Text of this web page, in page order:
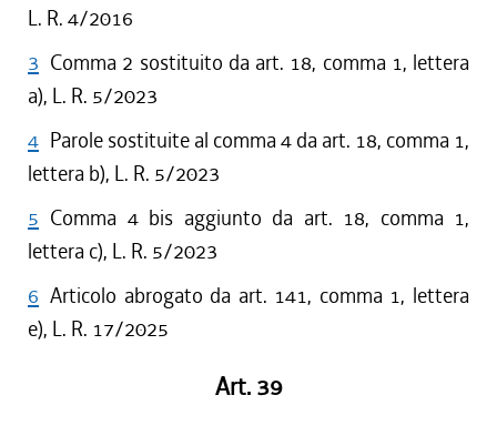
L. R. 4/2016
3 Comma 2 sostituito da art. 18, comma 1, lettera
a), L. R. 5/2023
4 Parole sostituite al comma 4 da art. 18, comma 1,
lettera b), L. R. 5/2023
5 Comma 4 bis aggiunto da art. 18, comma 1,
lettera c), L. R. 5/2023
6 Articolo abrogato da art. 141, comma 1, lettera
e), L. R. 17/2025
Art. 39